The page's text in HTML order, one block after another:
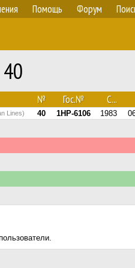
Помощь Форум
№ Гос.№ С...
Lines) 40 1HP-6106 1983